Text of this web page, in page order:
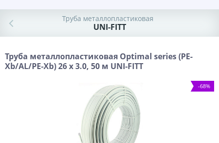
Труба металлопластиковая
UNI-FITT
Труба металлопластиковая Optimal series (PE-
Xb/AL/PE-Xb) 26 x 3.0, 50 м UNI-FITT
-68%